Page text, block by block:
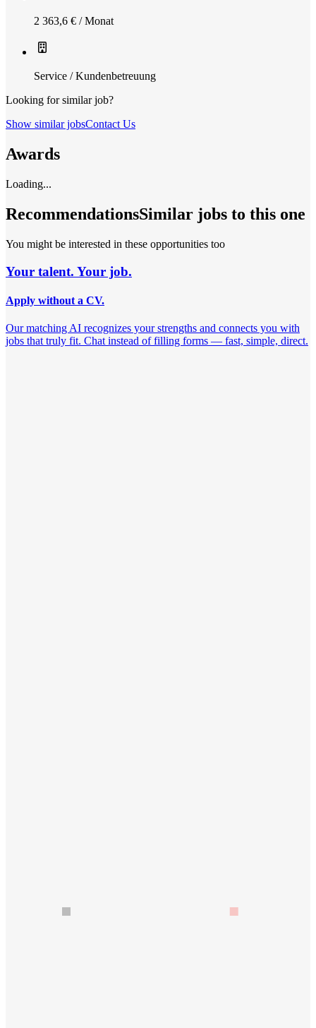
2 363,6 € / Monat
Service / Kundenbetreuung
Looking for similar job?
Show similar jobsContact Us
Awards
Loading...
RecommendationsSimilar jobs to this one
You might be interested in these opportunities too
Your talent. Your job.
Apply without a CV.
Our matching AI recognizes your strengths and connects you with
jobs that truly fit. Chat instead of filling forms — fast, simple, direct.